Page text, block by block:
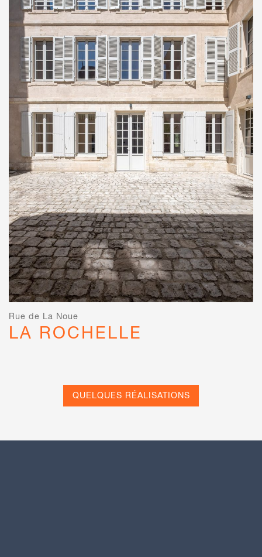
Rue de La Noue
LA ROCHELLE
QUELQUES RÉALISATIONS